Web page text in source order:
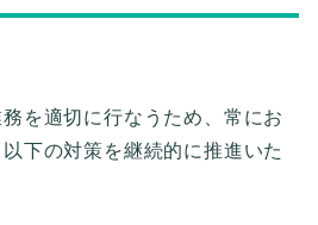
を適切に行なうため、常にお
下の対策を継続的に推進いた